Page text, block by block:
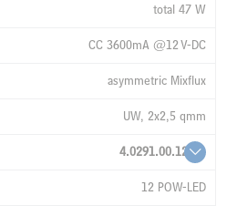
total 47 W
CC 3600mA @12 V-DC
asymmetric Mixflux
UW, 2x2,5 qmm
4.0291.00.12
12 POW-LED